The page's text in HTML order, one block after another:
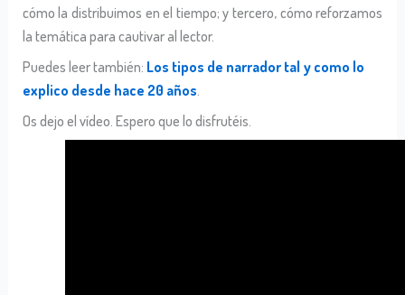
cómo la distribuimos en el tiempo; y tercero, cómo reforzamos
la temática para cautivar al lector.
Puedes leer también: Los tipos de narrador tal y como lo
explico desde hace 20 años.
Os dejo el vídeo. Espero que lo disfrutéis.